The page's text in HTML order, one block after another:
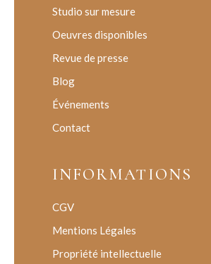
Studio sur mesure
Oeuvres disponibles
Revue de presse
Blog
Événements
Contact
INFORMATIONS
CGV
Mentions Légales
Propriété intellectuelle